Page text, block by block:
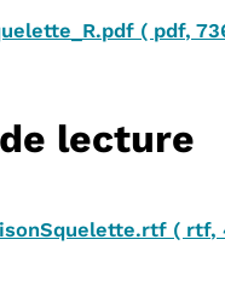
( pdf,
lecture
( rtf,